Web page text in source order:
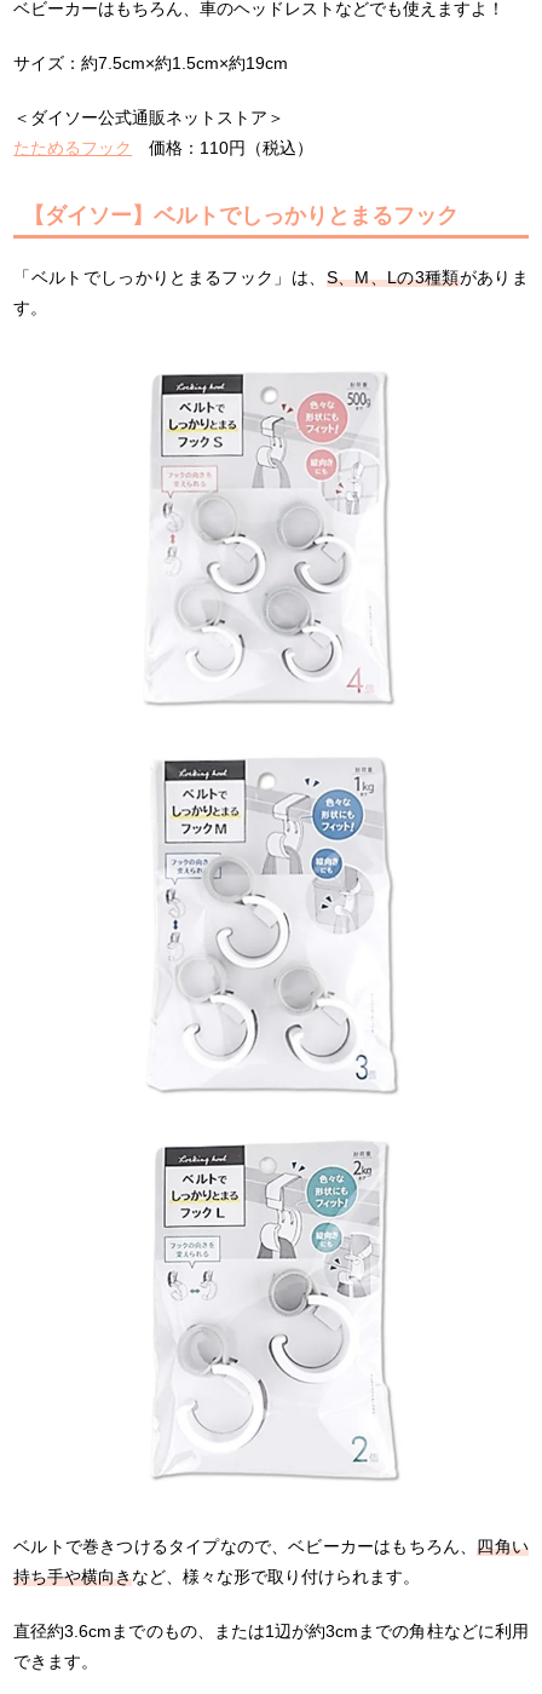
ベビーカーはもちろん、車のヘッドレストなどでも使えますよ！
サイズ：約7.5cm×約1.5cm×約19cm
＜ダイソー公式通販ネットストア＞
たためるフック
価格：110円（税込）
【ダイソー】ベルトでしっかりとまるフック
「ベルトでしっかりとまるフック」は、 S、M、Lの3種類がありま
す。
ベルトで巻きつけるタイプなので、ベビーカーはもちろん、四角い
持ち手や横向きなど、様々な形で取り付けられます。
直径約3.6cmまでのもの、または1辺が約3cmまでの角柱などに利用
できます。